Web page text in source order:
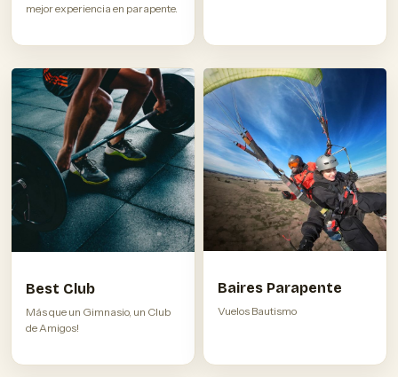
mejor experiencia en parapente.
Best Club
Más que un Gimnasio, un Club
de Amigos!
Baires Parapente
Vuelos Bautismo